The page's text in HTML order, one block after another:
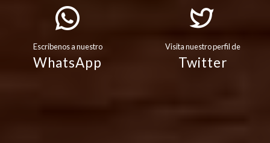
Escribenos a nuestro
WhatsApp
Visita nuestro perfil de
Twitter